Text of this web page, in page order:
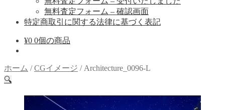
無料査定フォーム – 確認画面
特定商取引に関する法律に基づく表記
¥0 0個の商品
ホーム /CGイメージ / Architecture_0096-L
🔍